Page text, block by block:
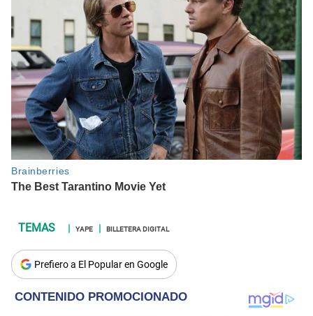
YAPE BILLETERA DIGITAL
Prefiero a El Popular en Google